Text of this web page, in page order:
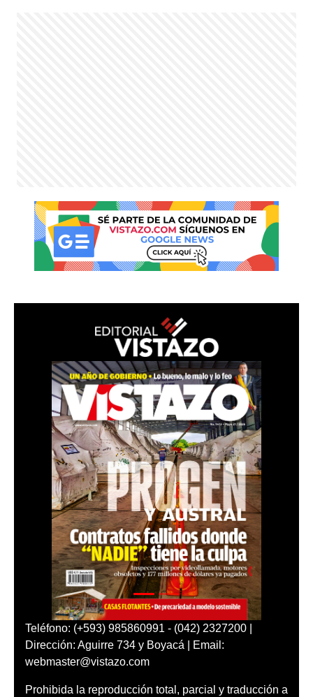
Teléfono: (+593) 985860991 - (042) 2327200 |
Dirección: Aguirre 734 y Boyacá | Email:
webmaster@vistazo.com
Prohibida la reproducción total, parcial y traducción a